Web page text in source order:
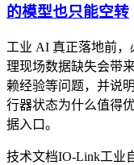
的模型也只能空转
工业 AI 真正落地前
理现场数据缺失会带
赖经验等问题，并说
行器状态为什么值得
据入口。
技术文档IO-Link工业